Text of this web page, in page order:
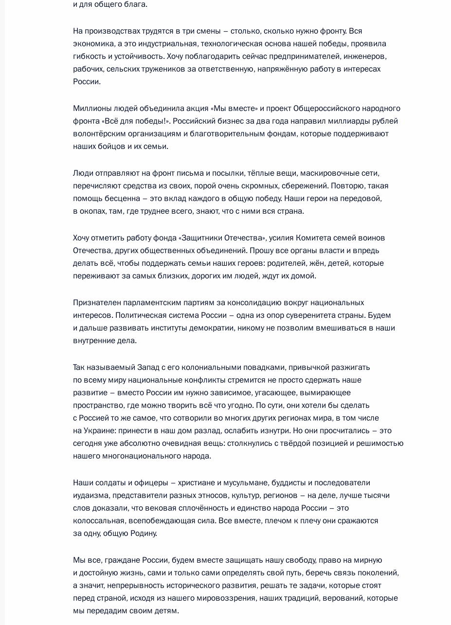
22 декабря 2011 года, четверг
Послание Президента Федеральному Собранию
22 декабря 2011 года, 13:00 Москва, Кремль
30 ноября 2010 года, вторник
Послание Президента Федеральному Собранию
30 ноября 2010 года, 13:00
12
12 ноября 2009 года, четверг
Послание Федеральному Собранию Российской Федерации
12 ноября 2009 года, 13:45 Москва, Большой Кремлёвский дворец
5 ноября 2008 года, среда
Послание Федеральному Собранию Российской Федерации
5 ноября 2008 года, 13:45 Москва, Большой Кремлёвский дворец
Встреча с военнослужащими Военно-Морского Флота
26 июля 2026 года
Разделы сайта
Президента
России
События
Видео и фото
Документы
Контакты
Поиск
Информационные
ресурсы
Президента России
Конституция России
символика
Обратиться к Президенту
Президент России —
гражданам школьного
Официальные
сетевые ресурсы
Президента России
Rutube
Telegram-канал
YouTube
Правовая и
техническая
информация
информации сайта
данных пользователей
Написать в редакцию
и для общего блага.
На производствах трудятся в три смены – столько, сколько нужно фронту. Вся
экономика, а это индустриальная, технологическая основа нашей победы, проявила
гибкость и устойчивость. Хочу поблагодарить сейчас предпринимателей, инженеров,
рабочих, сельских тружеников за ответственную, напряжённую работу в интересах
России.
Миллионы людей объединила акция «Мы вместе» и проект Общероссийского народного
фронта «Всё для победы!». Российский бизнес за два года направил миллиарды рублей
волонтёрским организациям и благотворительным фондам, которые поддерживают
наших бойцов и их семьи.
Люди отправляют на фронт письма и посылки, тёплые вещи, маскировочные сети,
перечисляют средства из своих, порой очень скромных, сбережений. Повторю, такая
помощь бесценна – это вклад каждого в общую победу. Наши герои на передовой,
в окопах, там, где труднее всего, знают, что с ними вся страна.
Хочу отметить работу фонда «Защитники Отечества», усилия Комитета семей воинов
Отечества, других общественных объединений. Прошу все органы власти и впредь
делать всё, чтобы поддержать семьи наших героев: родителей, жён, детей, которые
переживают за самых близких, дорогих им людей, ждут их домой.
Признателен парламентским партиям за консолидацию вокруг национальных
интересов. Политическая система России – одна из опор суверенитета страны. Будем
и дальше развивать институты демократии, никому не позволим вмешиваться в наши
внутренние дела.
Так называемый Запад с его колониальными повадками, привычкой разжигать
по всему миру национальные конфликты стремится не просто сдержать наше
развитие – вместо России им нужно зависимое, угасающее, вымирающее
пространство, где можно творить всё что угодно. По сути, они хотели бы сделать
с Россией то же самое, что сотворили во многих других регионах мира, в том числе
на Украине: принести в наш дом разлад, ослабить изнутри. Но они просчитались – это
сегодня уже абсолютно очевидная вещь: столкнулись с твёрдой позицией и решимостью
нашего многонационального народа.
Наши солдаты и офицеры – христиане и мусульмане, буддисты и последователи
иудаизма, представители разных этносов, культур, регионов – на деле, лучше тысячи
слов доказали, что вековая сплочённость и единство народа России – это
колоссальная, всепобеждающая сила. Все вместе, плечом к плечу они сражаются
за одну, общую Родину.
Мы все, граждане России, будем вместе защищать нашу свободу, право на мирную
и достойную жизнь, сами и только сами определять свой путь, беречь связь поколений,
а значит, непрерывность исторического развития, решать те задачи, которые стоят
перед страной, исходя из нашего мировоззрения, наших традиций, верований, которые
мы передадим своим детям.